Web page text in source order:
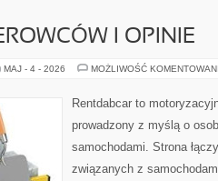
I OPINIE
MAJ - 4 - 2026 MOŻLIWOŚĆ
Rentdabcar to
prowadzony z myślą o
samochodami. Strona
związanych z